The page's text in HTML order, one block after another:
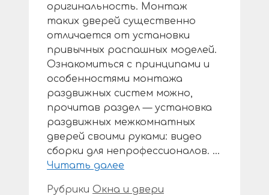
оригинальность. Монтаж
таких дверей существенно
отличается от установки
привычных распашных моделей.
Ознакомиться с принципами и
особенностями монтажа
раздвижных систем можно,
прочитав раздел — установка
раздвижных межкомнатных
дверей своими руками: видео
сборки для непрофессионалов. …
Читать далее
Рубрики Окна и двери